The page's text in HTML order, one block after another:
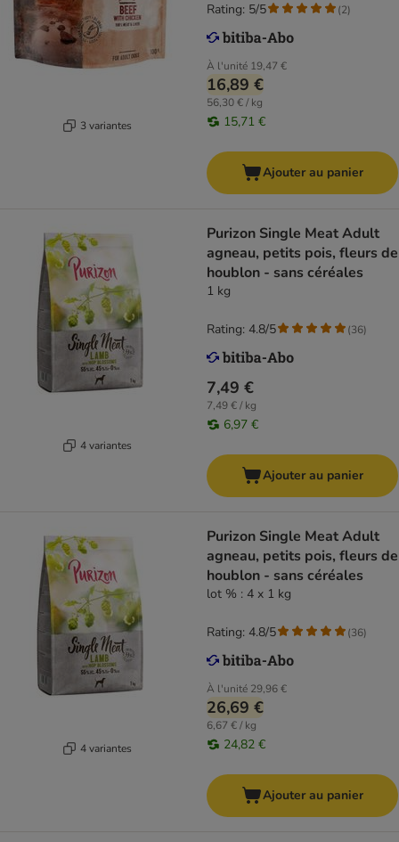
3 variantes
À l'unité 19,47 €
16,89 €
56,30 € / kg
15,71 €
Rating: 5/5 (2)
Ajouter au panier
4 variantes
Purizon Single Meat Adult
agneau, petits pois, fleurs de
houblon - sans céréales
1 kg
7,49 €
7,49 € / kg
6,97 €
Rating: 4.8/5 (36)
Ajouter au panier
4 variantes
Purizon Single Meat Adult
agneau, petits pois, fleurs de
houblon - sans céréales
lot % : 4 x 1 kg
À l'unité 29,96 €
26,69 €
6,67 € / kg
24,82 €
Rating: 4.8/5 (36)
Ajouter au panier